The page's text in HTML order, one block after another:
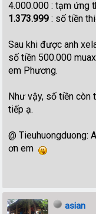
4.000.000 : tạm ứng
1.373.999 : số tiền
Sau khi được anh
số tiền 500.000
em Phương.
Như vậy, số tiền còn
tiếp ạ.
@ Tieuhuongduong:
ơn em
asian